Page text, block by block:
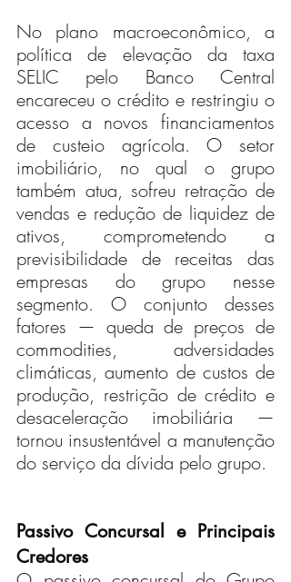
No plano macroeconômico, a
política de elevação da taxa
SELIC pelo Banco Central
encareceu o crédito e restringiu o
acesso a novos financiamentos
de custeio agrícola. O setor
imobiliário, no qual o grupo
também atua, sofreu retração de
vendas e redução de liquidez de
ativos, comprometendo a
previsibilidade de receitas das
empresas do grupo nesse
segmento. O conjunto desses
fatores — queda de preços de
commodities, adversidades
climáticas, aumento de custos de
produção, restrição de crédito e
desaceleração imobiliária —
tornou insustentável a manutenção
do serviço da dívida pelo grupo.
Passivo Concursal e Principais
Credores